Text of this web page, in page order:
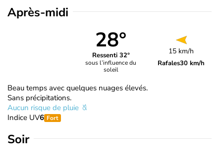
Après-midi
28°
Ressenti 32°
sous l’influence du
soleil
15 km/h
Rafales30 km/h
Beau temps avec quelques nuages élevés.
Sans précipitations.
Aucun risque de pluie
Indice UV6 Fort
Soir